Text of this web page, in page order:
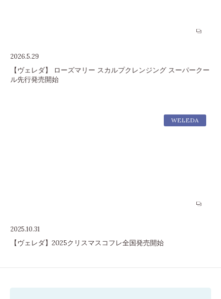
2026.5.29
【ヴェレダ】 ローズマリー スカルプクレンジング スーパークー
ル先行発売開始
WELEDA
2025.10.31
【ヴェレダ】2025クリスマスコフレ全国発売開始